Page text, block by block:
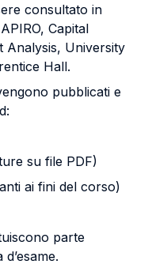
consultato in
Capital
Analysis, University
Hall.
pubblicati e
su file PDF)
ai fini del corso)
parte